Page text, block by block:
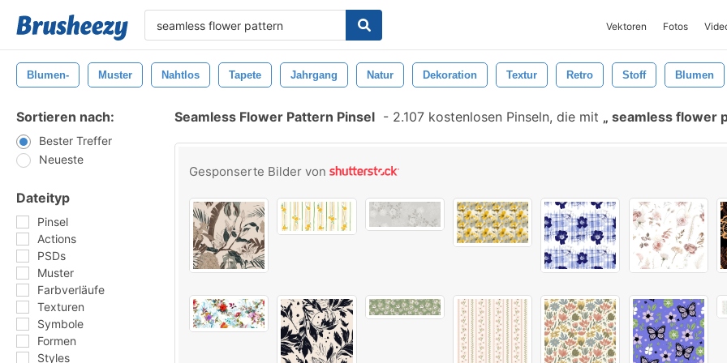
Vektoren Fotos
Blumen- Muster Nahtlos Tapete Jahrgang Natur Dekoration Textur Retro Stoff Blumen
Sortieren nach:
Bester Treffer
Neueste
Dateityp
Pinsel
Actions
PSDs
Muster
Farbverläufe
Texturen
Symbole
Formen
Styles
Seamless Flower Pattern Pinsel - 2.107 kostenlosen Pinseln, die mit seamless flower
Gesponserte Bilder von